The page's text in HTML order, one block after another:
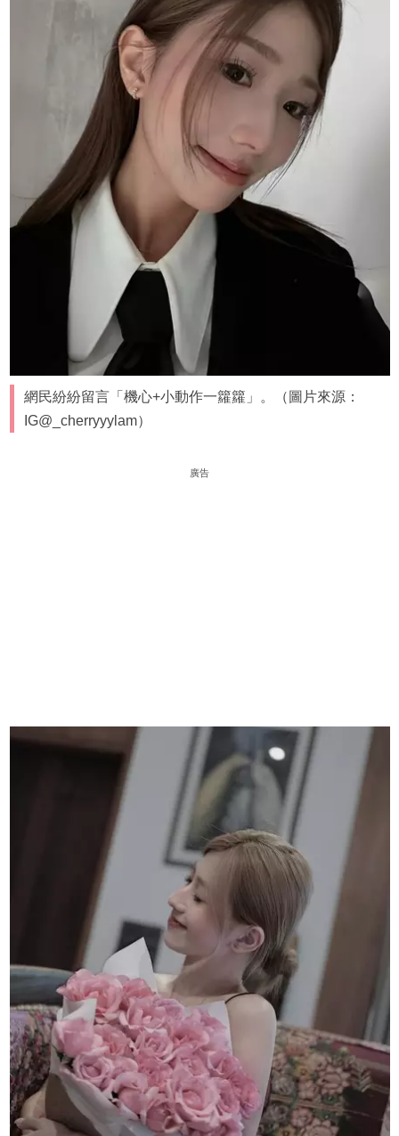
網民紛紛留言「機心+小動作一籮籮」。（圖片來源：
IG@_cherryyylam）
廣告